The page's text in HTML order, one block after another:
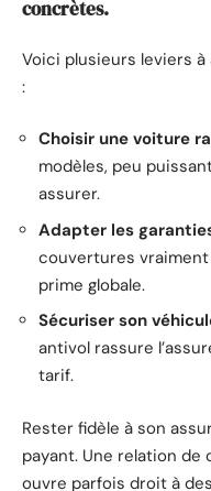
concrètes.
Voici plusieurs leviers
:
Choisir une voiture
modèles, peu
assurer.
Adapter les
couvertures
prime globale.
Sécuriser son
antivol rassure
tarif.
Rester fidèle à son
payant. Une relation
ouvre parfois droit à